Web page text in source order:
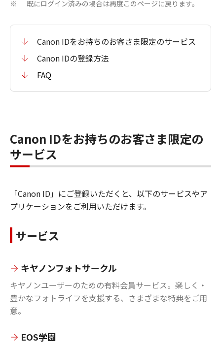
※ 既にログイン済みの場合は再度このページに戻ります。
Canon IDをお持ちのお客さま限定のサービス
Canon IDの登録方法
FAQ
Canon IDをお持ちのお客さま限定の
サービス
「Canon ID」にご登録いただくと、以下のサービスやア
プリケーションをご利用いただけます。
サービス
キヤノンフォトサークル
キヤノンユーザーのための有料会員サービス。楽しく・
豊かなフォトライフを支援する、さまざまな特典をご用
意。
EOS学園